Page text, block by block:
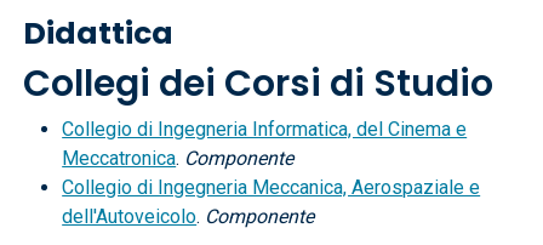
Didattica
Collegi dei Corsi di Studio
Collegio di Ingegneria Informatica, del Cinema e
Meccatronica. Componente
Collegio di Ingegneria Meccanica, Aerospaziale e
dell'Autoveicolo. Componente